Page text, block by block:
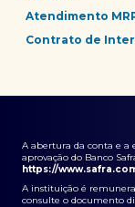
Atendimento
Contrato de
A abertura da conta e a
aprovação do Banco
https://
A instituição é
consulte o documento